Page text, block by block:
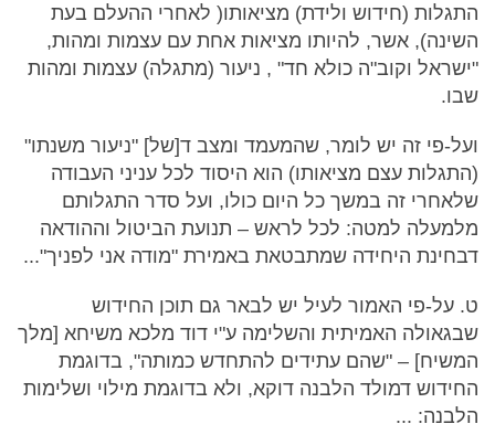
התגלות (חידוש ולידת) מציאותו( לאחרי ההעלם בעת
השינה), אשר, להיותו מציאות אחת עם עצמות ומהות,
"ישראל וקוב"ה כולא חד" , ניעור (מתגלה) עצמות ומהות
שבו.
ועל-פי זה יש לומר, שהמעמד ומצב ד[של] "ניעור משנתו"
(התגלות עצם מציאותו) הוא היסוד לכל עניני העבודה
שלאחרי זה במשך כל היום כולו, ועל סדר התגלותם
מלמעלה למטה: לכל לראש – תנועת הביטול וההודאה
דבחינת היחידה שמתבטאת באמירת "מודה אני לפניך"...
ט. על-פי האמור לעיל יש לבאר גם תוכן החידוש
שבגאולה האמיתית והשלימה ע"י דוד מלכא משיחא [מלך
המשיח] – "שהם עתידים להתחדש כמותה", בדוגמת
החידוש דמולד הלבנה דוקא, ולא בדוגמת מילוי ושלימות
הלבנה: ...